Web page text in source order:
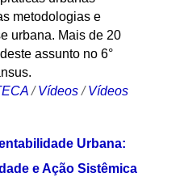
metodologias e
urbana. Mais de 20
assunto no 6°
/Vídeos /Vídeos
Urbana:
e Ação Sistêmica